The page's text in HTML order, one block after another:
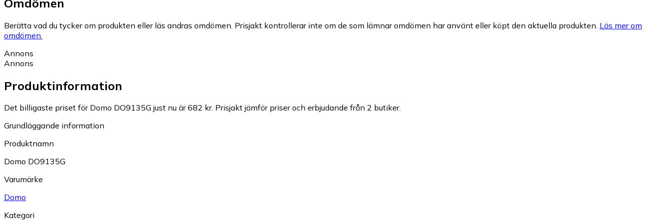
Berätta vad du tycker om produkten eller läs andras omdömen. Prisjakt kontrollerar inte om de som lämnar omdömen har använt eller köpt den aktuella produkten. Läs mer om
omdömen.
Annons
Annons
Produktinformation
Det billigaste priset för Domo DO9135G just nu är 682 kr. Prisjakt jämför priser och erbjudande från 2 butiker.
Grundläggande information
Produktnamn
Domo DO9135G
Varumärke
Domo
Kategori